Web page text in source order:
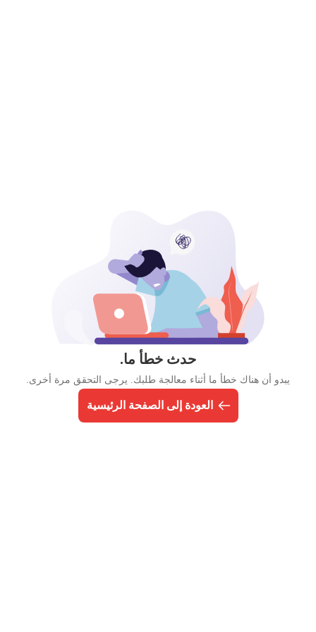
حدث خطأ ما.
يبدو أن هناك خطأ ما أثناء معالجة طلبك. يرجى التحقق مرة أخرى.
العودة إلى الصفحة الرئيسية